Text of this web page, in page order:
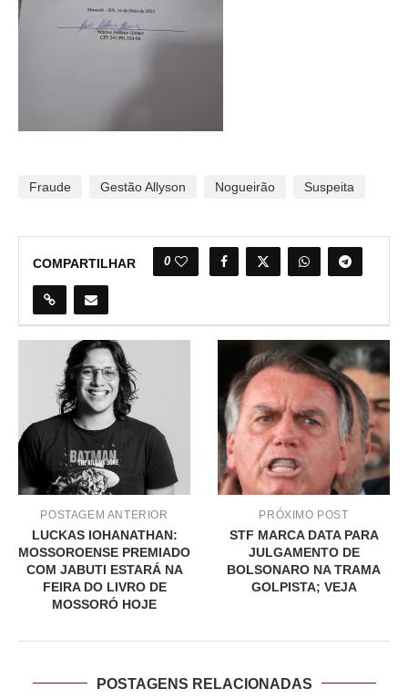
Fraude Gestão Allyson Nogueirão Suspeita
COMPARTILHAR 0
POSTAGEM ANTERIOR
LUCKAS IOHANATHAN:
MOSSOROENSE PREMIADO
COM JABUTI ESTARÁ NA
FEIRA DO LIVRO DE
MOSSORÓ HOJE
PRÓXIMO POST
STF MARCA DATA PARA
JULGAMENTO DE
BOLSONARO NA TRAMA
GOLPISTA; VEJA
POSTAGENS RELACIONADAS